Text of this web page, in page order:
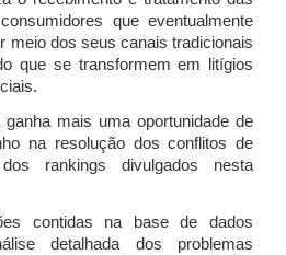
que eventualmente
meio dos seus canais tradicionais
que se transformem em litígios
mais uma oportunidade de
na resolução dos conflitos de
rankings divulgados nesta
contidas na base de dados
detalhada dos problemas